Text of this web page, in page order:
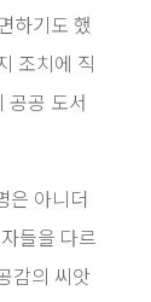
하기도 했
조치에 직
공공 도서
은 아니더
들을 다르
감의 씨앗